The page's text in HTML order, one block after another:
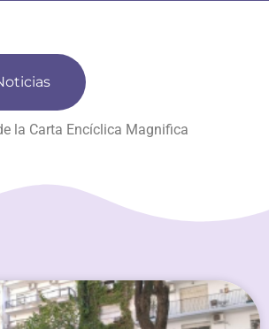
la Carta Encíclica Magnifica